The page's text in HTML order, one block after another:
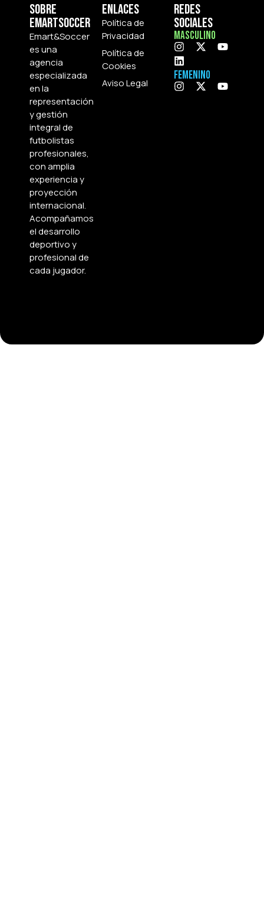
Sobre
Emartsoccer
Emart&Soccer
es una
agencia
especializada
en la
representación
y gestión
integral de
futbolistas
profesionales,
con amplia
experiencia y
proyección
internacional.
Acompañamos
el desarrollo
deportivo y
profesional de
cada jugador.
Enlaces
Política de
Privacidad
Política de
Cookies
Aviso Legal
Redes
Sociales
Masculino
Femenino